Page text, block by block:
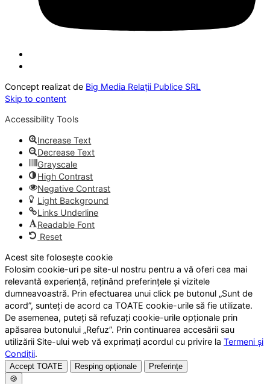
Concept realizat de Big Media Relații Publice SRL
Skip to content
Accessibility Tools
Increase Text
Decrease Text
Grayscale
High Contrast
Negative Contrast
Light Background
Links Underline
Readable Font
Reset
Acest site folosește cookie
Folosim cookie-uri pe site-ul nostru pentru a vă oferi cea mai
relevantă experiență, reținând preferințele și vizitele
dumneavoastră. Prin efectuarea unui click pe butonul „Sunt de
acord”, sunteți de acord ca TOATE cookie-urile să fie utilizate.
De asemenea, puteți să refuzați cookie-urile opționale prin
apăsarea butonului „Refuz”. Prin continuarea accesării sau
utilizării Site-ului web vă exprimați acordul cu privire la Termeni și
Condiții.
Accept TOATE Resping opționale
Preferințe
🍪